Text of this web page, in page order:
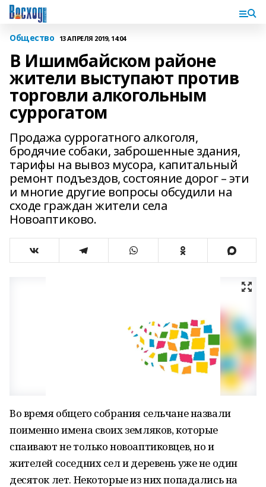
Общество 13 АПРЕЛЯ 2019, 14:04
В Ишимбайском районе
жители выступают против
торговли алкогольным
суррогатом
Продажа суррогатного алкоголя,
бродячие собаки, заброшенные здания,
тарифы на вывоз мусора, капитальный
ремонт подъездов, состояние дорог – эти
и многие другие вопросы обсудили на
сходе граждан жители села
Новоаптиково.
Во время общего собрания сельчане назвали
поименно имена своих земляков, которые
спаивают не только новоаптиковцев, но и
жителей соседних сел и деревень уже не один
десяток лет. Некоторые из них попадались на